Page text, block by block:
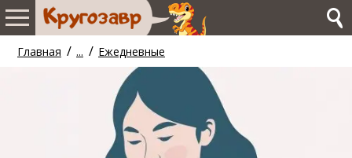
Главная / ... / Ежедневные